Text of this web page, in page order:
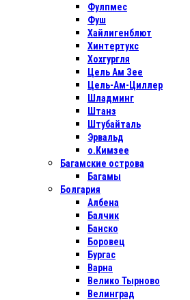
Фулпмес
Фуш
Хайлигенблют
Хинтертукс
Хохгургля
Цель Ам Зее
Цель-Ам-Циллер
Шладминг
Штанз
Штубайталь
Эрвальд
о.Кимзее
Багамские острова
Багамы
Болгария
Албена
Балчик
Банско
Боровец
Бургас
Варна
Велико Тырново
Велинград